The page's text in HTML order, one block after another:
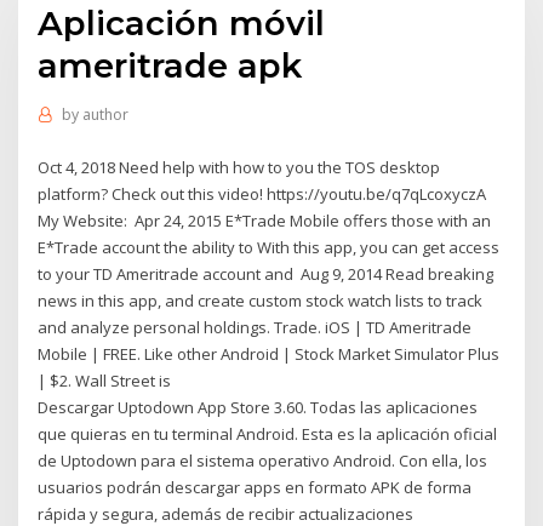
Aplicación móvil
ameritrade apk
by author
Oct 4, 2018 Need help with how to you the TOS desktop
platform? Check out this video! https://youtu.be/q7qLcoxyczA
My Website: Apr 24, 2015 E*Trade Mobile offers those with an
E*Trade account the ability to With this app, you can get access
to your TD Ameritrade account and Aug 9, 2014 Read breaking
news in this app, and create custom stock watch lists to track
and analyze personal holdings. Trade. iOS | TD Ameritrade
Mobile | FREE. Like other Android | Stock Market Simulator Plus
| $2. Wall Street is
Descargar Uptodown App Store 3.60. Todas las aplicaciones
que quieras en tu terminal Android. Esta es la aplicación oficial
de Uptodown para el sistema operativo Android. Con ella, los
usuarios podrán descargar apps en formato APK de forma
rápida y segura, además de recibir actualizaciones